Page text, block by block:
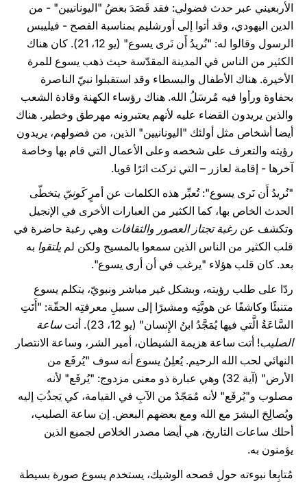
الأربعيني عبر حدث فضولي: فقد قَصَدَ بعضُ "اليونانيين" - من
الدين اليهودي، وقد أتوا إلى أورشليم بمناسبة الفصح - فيليبس
الرسول وقالوا له: "نُريدُ أَن نَرى يسوع" (يو 12، 21). كان هناك
الكثير من الناس في المدينة المقدّسة حيث ذهب يسوع للمرة
الأخيرة. هناك الأطفال والبسطاء وقد استقبلوا نبيّ الناصرة
بحفاوة ورأوا فيه مُرسَلُ الله. هناك رؤساء الكهنة وقادة الشعب
والذين يريدون القضاء عليه لأنهم يعتبرونه مهرطق وخطير. هناك
أيضا أشخاص مثل أولئك "اليونانيين" الذين، من فضولهم، يريدون
رؤيته والتعرف على شخصه وعلى الأعمال التي قام بها وخاصة
آخرها - إقامة لعازر – التي تركت اثرًا قويا.
"نُريدُ أَن نَرى يسوع": تُعبِّر هذه الكلمات عن أمرٍكَونيّ يتخطّى
الحدث الخاص بها، كما الكثير من العبارات الأخرى في الإنجيل
وتكشف عن رغبة تجتاز العصور والثقافات وهي رغبة حاضرة في
قلب الكثير من الناس الذين سمعوا بالمسيح ولكن لميلتقوا به
بعد. كان قلب هؤلاء "يرغب في أن أرى يسوع".
ردّا على طلب رؤيته، وبشكل غير مباشر ونبويّ، يتكلم يسوع
متنبئًا وكاشفًا عن هويَّتِه ومشيرًا إلى سبيلِ معرفتِه الحقّة: "أَتَتِ
السَّاعَةُ الَّتي فيها يُمَجَّدُ ابنُ الإِنسان" (يو 12، 23). أتت
ساعة
الصليب! أتت ساعة هزيمة الشيطان، أمير الشر، وساعة الانتصار
النهائي لحب الله الرحيم. يُعلِنُ يسوع أنه سوف "يُرفَع من
الأرض" (آية 32) وهي عبارة ذو معنى مزدوج: "يُرفَع" لأنه
مصلوب و"يُرفَع" لأنه مُمَجّدٌ من الآبِ في القيامة، كي يَجذُبَ إليه
ويُصالِحَ البشرَ مع الله ومع بعضهم البعض. إن ساعة الصليب،
أحلك ساعات التاريخ، هي أيضا مصدر الخلاص لجميع الذين
يؤمنون به.
مُتابِعا نبوءته حول فصحه الوشيك، يستخدم يسوع صورة بسيطة